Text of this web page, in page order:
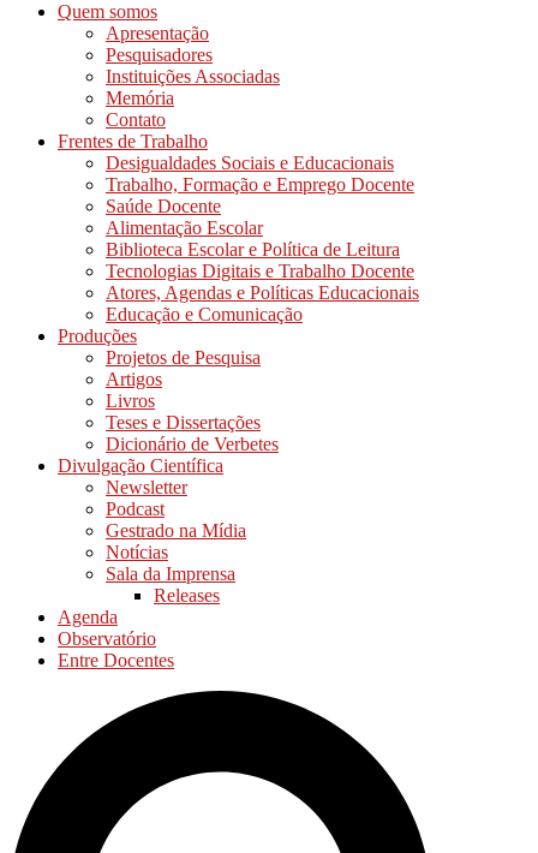
Quem somos
Apresentação
Pesquisadores
Instituições Associadas
Memória
Contato
Frentes de Trabalho
Desigualdades Sociais e Educacionais
Trabalho, Formação e Emprego Docente
Saúde Docente
Alimentação Escolar
Biblioteca Escolar e Política de Leitura
Tecnologias Digitais e Trabalho Docente
Atores, Agendas e Políticas Educacionais
Educação e Comunicação
Produções
Projetos de Pesquisa
Artigos
Livros
Teses e Dissertações
Dicionário de Verbetes
Divulgação Científica
Newsletter
Podcast
Gestrado na Mídia
Notícias
Sala da Imprensa
Releases
Agenda
Observatório
Entre Docentes